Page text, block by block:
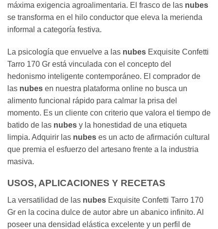
máxima exigencia agroalimentaria. El frasco de las nubes
se transforma en el hilo conductor que eleva la merienda
informal a categoría festiva.
La psicología que envuelve a las nubes Exquisite Confetti
Tarro 170 Gr está vinculada con el concepto del
hedonismo inteligente contemporáneo. El comprador de
las nubes en nuestra plataforma online no busca un
alimento funcional rápido para calmar la prisa del
momento. Es un cliente con criterio que valora el tiempo de
batido de las nubes y la honestidad de una etiqueta
limpia. Adquirir las nubes es un acto de afirmación cultural
que premia el esfuerzo del artesano frente a la industria
masiva.
USOS, APLICACIONES Y RECETAS
La versatilidad de las nubes Exquisite Confetti Tarro 170
Gr en la cocina dulce de autor abre un abanico infinito. Al
poseer una densidad elástica excelente y un perfil de